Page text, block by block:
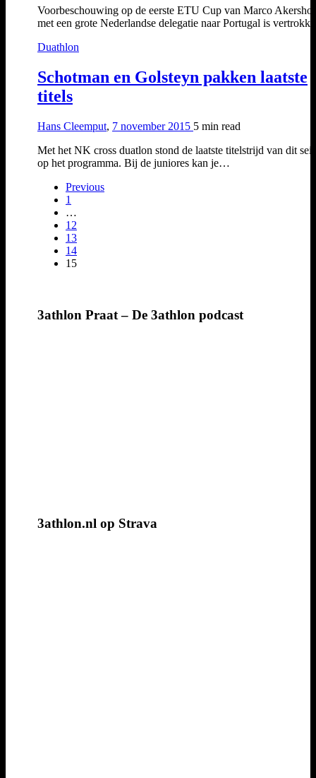
Voorbeschouwing op de eerste ETU Cup van Marco
met een grote Nederlandse delegatie naar Portugal is
Duathlon
Schotman en Golsteyn pakken laatste
titels
Hans Cleemput, 7 november 2015 5 min read
Met het NK cross duatlon stond de laatste titelstrijd van dit
op het programma. Bij de juniores kan je…
Previous
1
…
12
13
14
15
3athlon Praat – De 3athlon podcast
3athlon.nl op Strava